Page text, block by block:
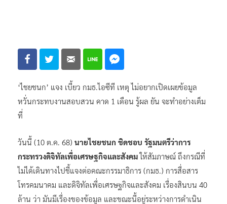
‘ไชยชนก’ แจง เบี้ยว กมธ.ไอซีที เหตุ ไม่อยากเปิดเผยข้อมูล
หวั่นกระทบงานสอบสวน คาด 1 เดือน รู้ผล ยัน จะทำอย่างเต็ม
ที่
วันนี้ (10 ต.ค. 68) นายไชยชนก ชิดชอบ รัฐมนตรีว่าการ
กระทรวงดิจิทัลเพื่อเศรษฐกิจและสังคมให้สัมภาษณ์ ถึงกรณีที่
ไม่ได้เดินทางไปชี้แจงต่อคณะกรรมาธิการ (กมธ.) การสื่อสาร
โทรคมนาคม และดิจิทัลเพื่อเศรษฐกิจและสังคม เรื่องสินบน 40
ล้าน ว่า มันมีเรื่องของข้อมูล และขณะนี้อยู่ระหว่างการดำเนิน